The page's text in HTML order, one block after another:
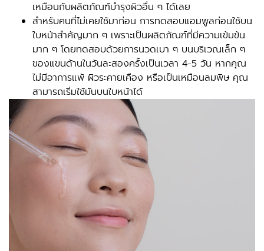
เหมือนกับผลิตภัณฑ์บำรุงผิวอื่น ๆ ได้เลย
สำหรับคนที่ไม่เคยใช้มาก่อน การทดสอบแอมพูลก่อนใช้บน
ใบหน้าสำคัญมาก ๆ เพราะเป็นผลิตภัณฑ์ที่มีความเข้มข้น
มาก ๆ โดยทดสอบด้วยการนวดเบา ๆ บนบริเวณเล็ก ๆ
ของแขนด้านในวันละสองครั้งเป็นเวลา 4-5 วัน หากคุณ
ไม่มีอาการแพ้ ผิวระคายเคือง หรือเป็นเหมือนลมพิษ คุณ
สามารถเริ่มใช้มันบนใบหน้าได้